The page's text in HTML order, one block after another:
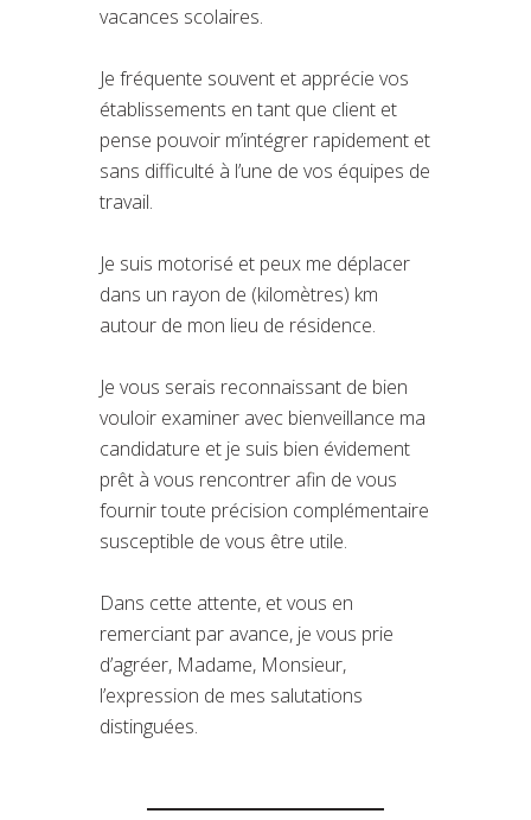
vacances scolaires.
Je fréquente souvent et apprécie vos
établissements en tant que client et
pense pouvoir m’intégrer rapidement et
sans difficulté à l’une de vos équipes de
travail.
Je suis motorisé et peux me déplacer
dans un rayon de (kilomètres) km
autour de mon lieu de résidence.
Je vous serais reconnaissant de bien
vouloir examiner avec bienveillance ma
candidature et je suis bien évidement
prêt à vous rencontrer afin de vous
fournir toute précision complémentaire
susceptible de vous être utile.
Dans cette attente, et vous en
remerciant par avance, je vous prie
d’agréer, Madame, Monsieur,
l’expression de mes salutations
distinguées.